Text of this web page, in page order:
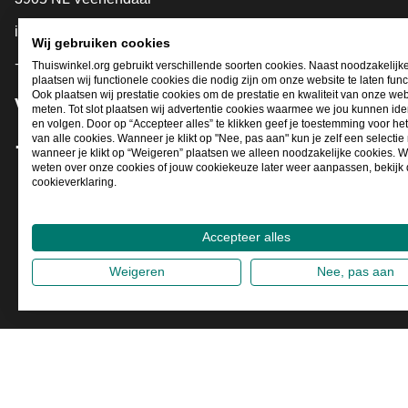
info@thuiswinkel.org
+31 (0)318 64 85 75
Volg je ons al?
Facebook
X LinkedIn
Instagram
YouTube
Wij gebruiken cookies
Thuiswinkel.org gebruikt verschillende soorten cookies. Naast
plaatsen wij functionele cookies die nodig zijn om onze website te laten
Ook plaatsen wij prestatie cookies om de prestatie en kwaliteit van onze
meten. Tot slot plaatsen wij advertentie cookies waarmee we jou kunnen
en volgen. Door op “Accepteer alles” te klikken geef je toestemming voor
van alle cookies. Wanneer je klikt op "Nee, pas aan" kun je zelf een selectie
wanneer je klikt op “Weigeren” plaatsen we alleen noodzakelijke cookies.
weten over onze cookies of jouw cookiekeuze later weer aanpassen, bekijk
cookieverklaring.
Accepteer alles
Weigeren Nee, pas aan